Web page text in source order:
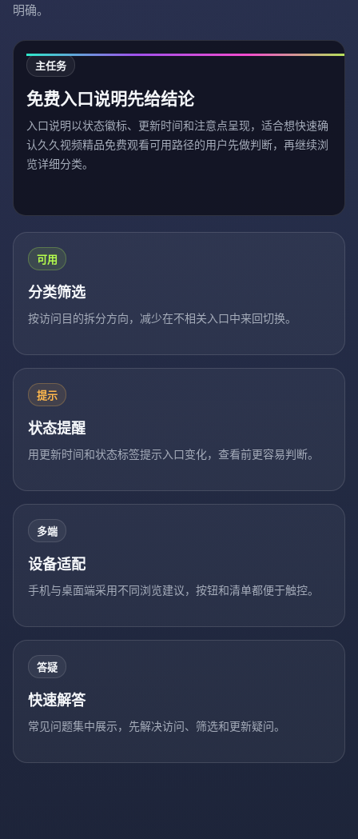
明确。
主任务
免费入口说明先给结论
入口说明以状态徽标、更新时间和注意点呈现，适合想快速确
认久久视频精品免费观看可用路径的用户先做判断，再继续浏
览详细分类。
可用
分类筛选
按访问目的拆分方向，减少在不相关入口中来回切换。
提示
状态提醒
用更新时间和状态标签提示入口变化，查看前更容易判断。
多端
设备适配
手机与桌面端采用不同浏览建议，按钮和清单都便于触控。
答疑
快速解答
常见问题集中展示，先解决访问、筛选和更新疑问。